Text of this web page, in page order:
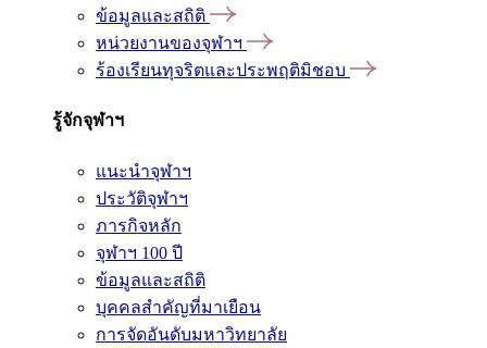
ข้อมูลและสถิติ
หน่วยงานของจุฬาฯ
ร้องเรียนทุจริตและประพฤติมิชอบ
รู้จักจุฬาฯ
แนะนำจุฬาฯ
ประวัติจุฬาฯ
ภารกิจหลัก
จุฬาฯ 100 ปี
ข้อมูลและสถิติ
บุคคลสำคัญที่มาเยือน
การจัดอันดับมหาวิทยาลัย